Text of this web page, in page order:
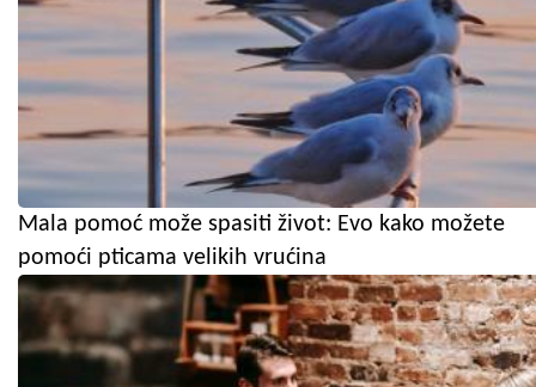
Mala pomoć može spasiti život: Evo kako možete
pomoći pticama velikih vrućina